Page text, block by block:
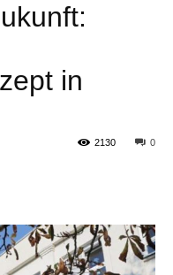
in
0
2130